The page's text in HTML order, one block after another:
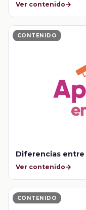
Ver contenido
CONTENIDO
Diferencias
Ver contenido
CONTENIDO